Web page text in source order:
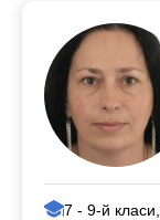
7 - 9-й класи,